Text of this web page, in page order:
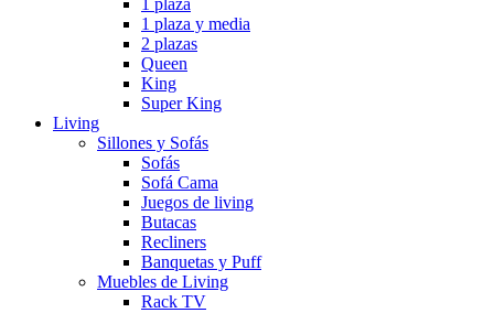
1 plaza y media
2 plazas
Queen
King
Super King
Living
Sillones y Sofás
Sofás
Sofá Cama
Juegos de living
Butacas
Recliners
Banquetas y Puff
Muebles de Living
Rack TV